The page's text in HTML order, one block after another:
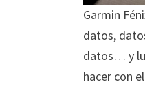
Garmin
datos,
datos… y
hacer con